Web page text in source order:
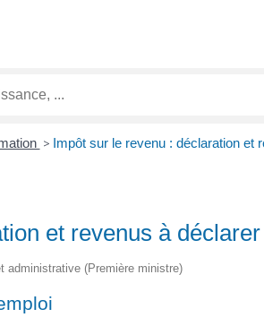
> Impôt sur le revenu : déclaration et
et revenus à déclarer
administrative (Première ministre)